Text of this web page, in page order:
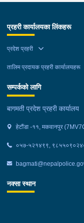
लागुऔषध गाँजा २६
समिर मोक्तान र सोहि
भईरहेको छ ।
प्रहरी कार्यालयका लिंकहरू
प्रदेश प्रहरी
तालिम प्रदायक प्रहरी कार्यालयहरू
सम्पर्कको लागि
बागमती प्रदेश प्रहरी कार्यालय
हेटौंडा -११, मकवानपुर
०५७-५२१४९९,
नक्सा स्थान